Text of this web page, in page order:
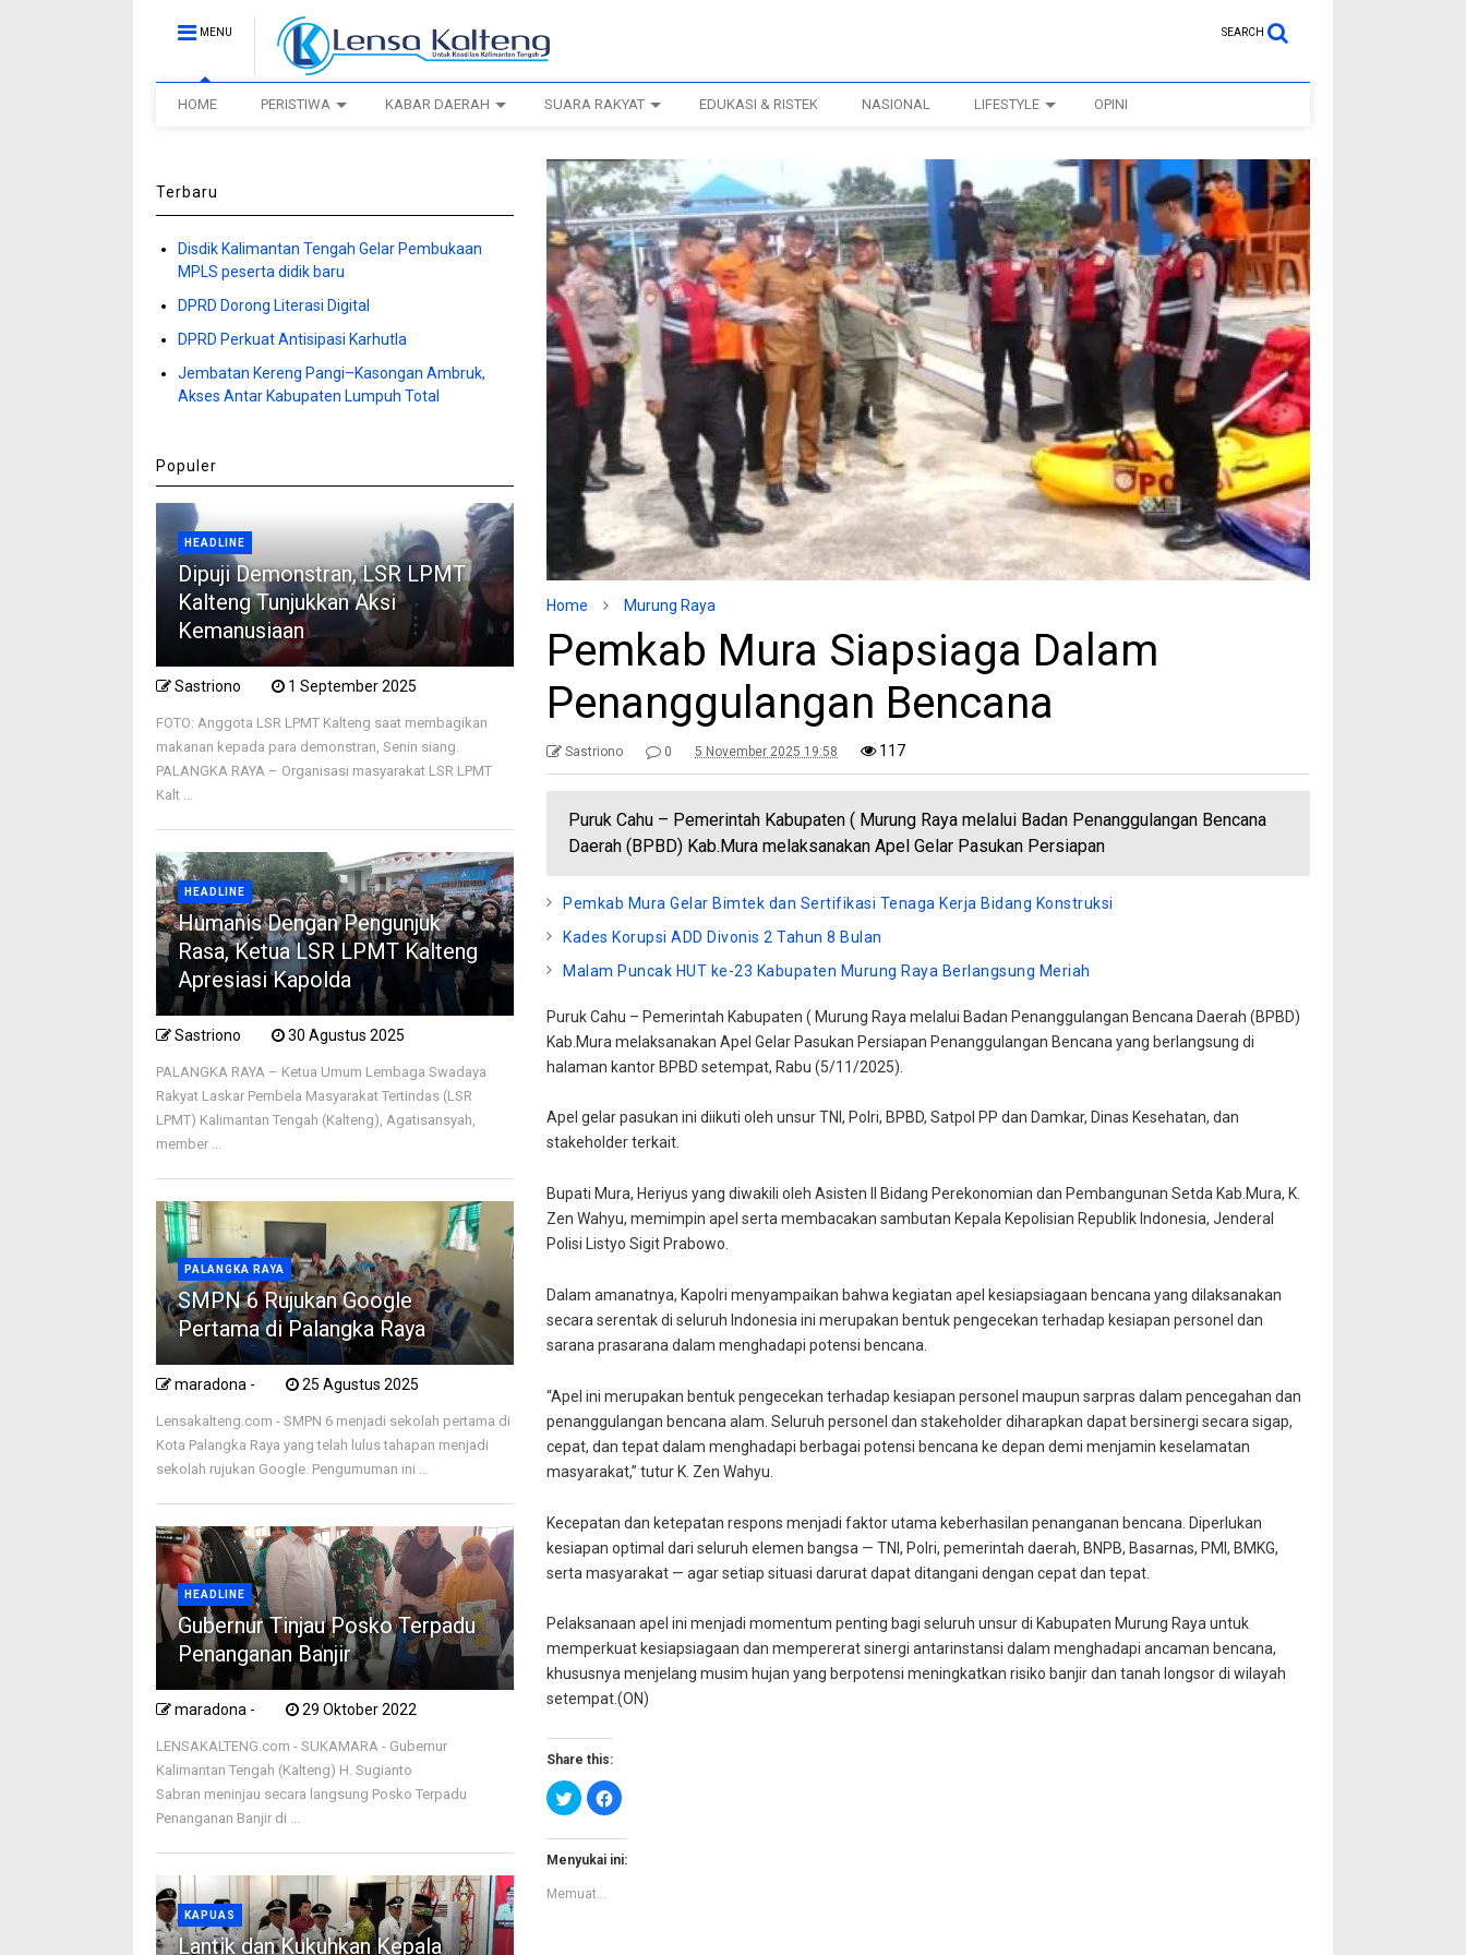
MENU SEARCH
HOME PERISTIWA KABAR DAERAH SUARA RAKYAT EDUKASI & RISTEK NASIONAL LIFESTYLE OPINI
Home Murung Raya
Pemkab Mura Siapsiaga Dalam
Penanggulangan Bencana
Sastriono 0 5 November 2025 19:58 117
Puruk Cahu – Pemerintah Kabupaten ( Murung Raya melalui Badan Penanggulangan Bencana
Daerah (BPBD) Kab.Mura melaksanakan Apel Gelar Pasukan Persiapan
Pemkab Mura Gelar Bimtek dan Sertifikasi Tenaga Kerja Bidang Konstruksi
Kades Korupsi ADD Divonis 2 Tahun 8 Bulan
Malam Puncak HUT ke-23 Kabupaten Murung Raya Berlangsung Meriah
Puruk Cahu – Pemerintah Kabupaten ( Murung Raya melalui Badan Penanggulangan Bencana Daerah (BPBD)
Kab.Mura melaksanakan Apel Gelar Pasukan Persiapan Penanggulangan Bencana yang berlangsung di
halaman kantor BPBD setempat, Rabu (5/11/2025).
Apel gelar pasukan ini diikuti oleh unsur TNI, Polri, BPBD, Satpol PP dan Damkar, Dinas Kesehatan, dan
stakeholder terkait.
Bupati Mura, Heriyus yang diwakili oleh Asisten II Bidang Perekonomian dan Pembangunan Setda Kab.Mura, K.
Zen Wahyu, memimpin apel serta membacakan sambutan Kepala Kepolisian Republik Indonesia, Jenderal
Polisi Listyo Sigit Prabowo.
Dalam amanatnya, Kapolri menyampaikan bahwa kegiatan apel kesiapsiagaan bencana yang dilaksanakan
secara serentak di seluruh Indonesia ini merupakan bentuk pengecekan terhadap kesiapan personel dan
sarana prasarana dalam menghadapi potensi bencana.
“Apel ini merupakan bentuk pengecekan terhadap kesiapan personel maupun sarpras dalam pencegahan dan
penanggulangan bencana alam. Seluruh personel dan stakeholder diharapkan dapat bersinergi secara sigap,
cepat, dan tepat dalam menghadapi berbagai potensi bencana ke depan demi menjamin keselamatan
masyarakat,” tutur K. Zen Wahyu.
Kecepatan dan ketepatan respons menjadi faktor utama keberhasilan penanganan bencana. Diperlukan
kesiapan optimal dari seluruh elemen bangsa — TNI, Polri, pemerintah daerah, BNPB, Basarnas, PMI, BMKG,
serta masyarakat — agar setiap situasi darurat dapat ditangani dengan cepat dan tepat.
Pelaksanaan apel ini menjadi momentum penting bagi seluruh unsur di Kabupaten Murung Raya untuk
memperkuat kesiapsiagaan dan mempererat sinergi antarinstansi dalam menghadapi ancaman bencana,
khususnya menjelang musim hujan yang berpotensi meningkatkan risiko banjir dan tanah longsor di wilayah
setempat.(ON)
Share this:
K
l
n
t
k
K
l
n
Menyukai ini:
Memuat...
Terbaru
Disdik Kalimantan Tengah Gelar Pembukaan
MPLS peserta didik baru
DPRD Dorong Literasi Digital
DPRD Perkuat Antisipasi Karhutla
Jembatan Kereng Pangi–Kasongan Ambruk,
Akses Antar Kabupaten Lumpuh Total
Populer
HEADLINE
Dipuji Demonstran, LSR LPMT
Kalteng Tunjukkan Aksi
Kemanusiaan
Sastriono 1 September 2025
FOTO: Anggota LSR LPMT Kalteng saat membagikan
makanan kepada para demonstran, Senin siang.
PALANGKA RAYA – Organisasi masyarakat LSR LPMT
Kalt ...
HEADLINE
Humanis Dengan Pengunjuk
Rasa, Ketua LSR LPMT Kalteng
Apresiasi Kapolda
Sastriono 30 Agustus 2025
PALANGKA RAYA – Ketua Umum Lembaga Swadaya
Rakyat Laskar Pembela Masyarakat Tertindas (LSR
LPMT) Kalimantan Tengah (Kalteng), Agatisansyah,
member ...
PALANGKA RAYA
SMPN 6 Rujukan Google
Pertama di Palangka Raya
maradona - 25 Agustus 2025
Lensakalteng.com - SMPN 6 menjadi sekolah pertama di
Kota Palangka Raya yang telah lulus tahapan menjadi
sekolah rujukan Google. Pengumuman ini ...
HEADLINE
Gubernur Tinjau Posko Terpadu
Penanganan Banjir
maradona - 29 Oktober 2022
LENSAKALTENG.com - SUKAMARA - Gubernur
Kalimantan Tengah (Kalteng) H. Sugianto
Sabran meninjau secara langsung Posko Terpadu
Penanganan Banjir di ...
KAPUAS
Lantik dan Kukuhkan Kepala